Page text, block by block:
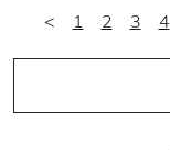
< 1 2 3 4